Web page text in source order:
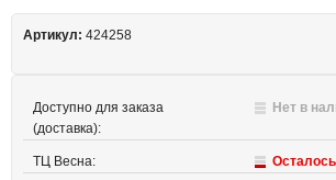
Артикул: 424258
Доступно для заказа
(доставка):
Нет в
ТЦ Весна: